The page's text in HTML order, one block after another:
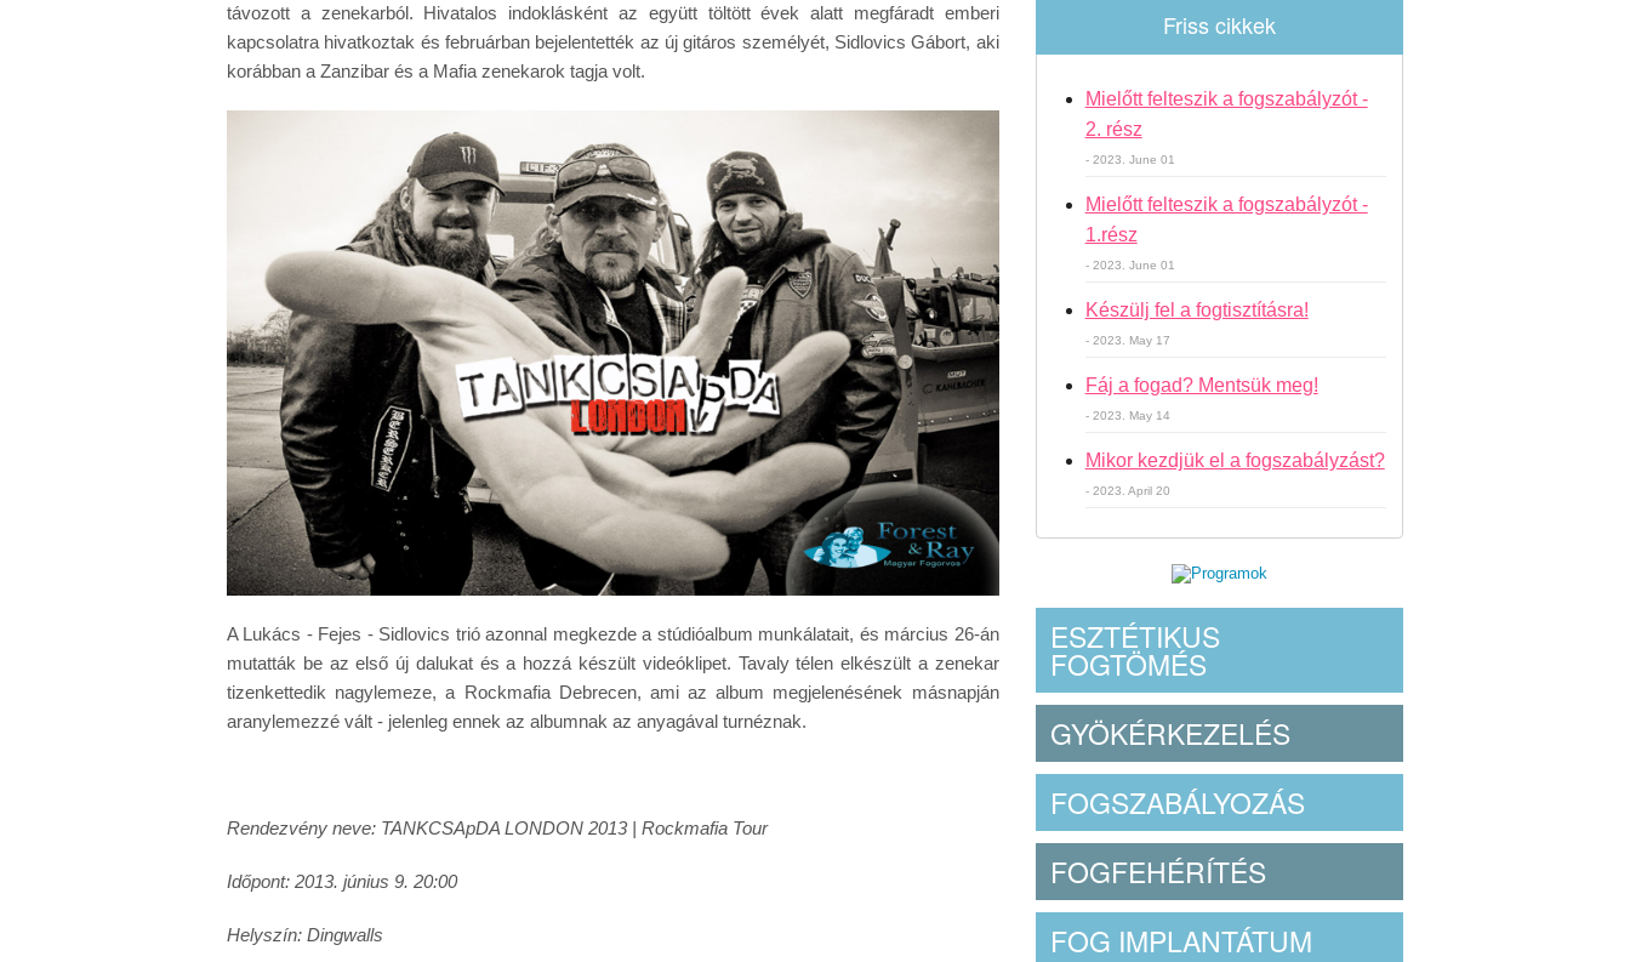
távozott a zenekarból. Hivatalos indoklásként az együtt töltött évek alatt megfáradt emberi
kapcsolatra hivatkoztak és februárban bejelentették az új gitáros személyét, Sidlovics Gábort, aki
korábban a Zanzibar és a Mafia zenekarok tagja volt.
A Lukács - Fejes - Sidlovics trió azonnal megkezde a stúdióalbum munkálatait, és március 26-án
mutatták be az első új dalukat és a hozzá készült videóklipet. Tavaly télen elkészült a zenekar
tizenkettedik nagylemeze, a Rockmafia Debrecen, ami az album megjelenésének másnapján
aranylemezzé vált - jelenleg ennek az albumnak az anyagával turnéznak.
Rendezvény neve: TANKCSApDA LONDON 2013 | Rockmafia Tour
Időpont: 2013. június 9. 20:00
Helyszín: Dingwalls
Friss cikkek
Mielőtt felteszik a fogszabályzót -
2. rész
- 2023. June 01
Mielőtt felteszik a fogszabályzót -
1.rész
- 2023. June 01
Készülj fel a fogtisztításra!
- 2023. May 17
Fáj a fogad? Mentsük meg!
- 2023. May 14
Mikor kezdjük el a fogszabályzást?
- 2023. April 20
ESZTÉTIKUS
FOGTÖMÉS
GYÖKÉRKEZELÉS
FOGSZABÁLYOZÁS
FOGFEHÉRÍTÉS
FOG IMPLANTÁTUM